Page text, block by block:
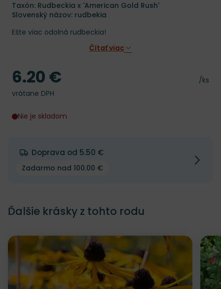
Taxón: Rudbeckia x 'American Gold Rush'
Slovenský názov: rudbekia
Ešte viac odolná rudbeckia!
Čítať viac
Cena
/ks
Cena
6.20 €
vrátane DPH
Nie je skladom
Doprava od 5.50 €
Zadarmo nad 100.00 €
Ďalšie krásky z tohto rodu